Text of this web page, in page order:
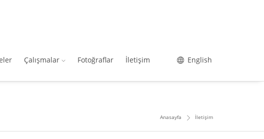
Çalışmalar Fotoğraflar İletişim English
Anasayfa İletişim